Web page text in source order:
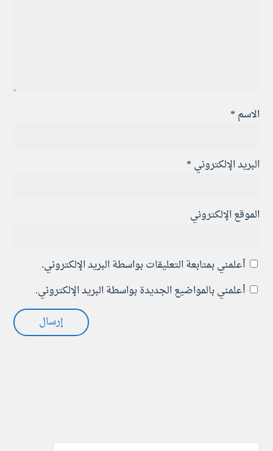
الاسم *
البريد الإلكتروني *
الموقع الإلكتروني
أعلمني بمتابعة التعليقات بواسطة البريد الإلكتروني.
أعلمني بالمواضيع الجديدة بواسطة البريد الإلكتروني.